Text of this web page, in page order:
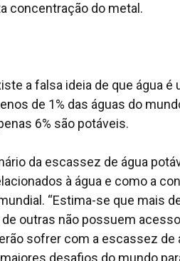
concentração do metal.
a falsa ideia de que água
de 1% das águas do
6% são potáveis.
da escassez de água
à água e como a
“Estima-se que mais
outras não possuem
sofrer com a escassez de
desafios do mundo